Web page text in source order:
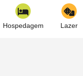
Hospedagem Lazer